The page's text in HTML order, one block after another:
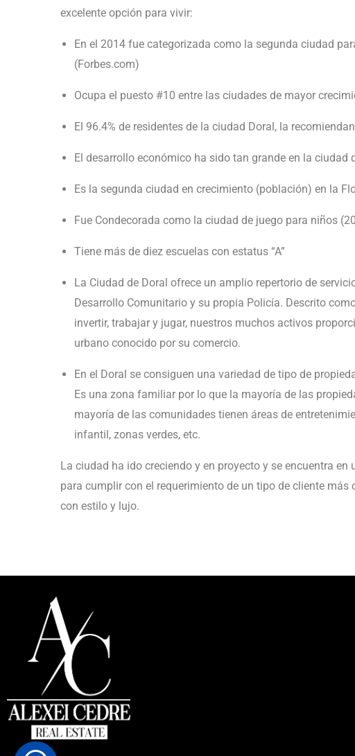
excelente opción para vivir:
En el 2014 fue categorizada como la segunda ciudad
(Forbes.com)
Ocupa el puesto #10 entre las ciudades de mayor
El 96.4% de residentes de la ciudad Doral, la
El desarrollo económico ha sido tan grande en la ciudad
Es la segunda ciudad en crecimiento (población) en la
Fue Condecorada como la ciudad de juego para niños
Tiene más de diez escuelas con estatus “A”
La Ciudad de Doral ofrece un amplio repertorio de
Desarrollo Comunitario y su propia Policía. Descrito
invertir, trabajar y jugar, nuestros muchos activos
urbano conocido por su comercio.
En el Doral se consiguen una variedad de tipo de
Es una zona familiar por lo que la mayoría de las
mayoría de las comunidades tienen áreas de
infantil, zonas verdes, etc.
La ciudad ha ido creciendo y en proyecto y se encuentra
para cumplir con el requerimiento de un tipo de cliente
con estilo y lujo.